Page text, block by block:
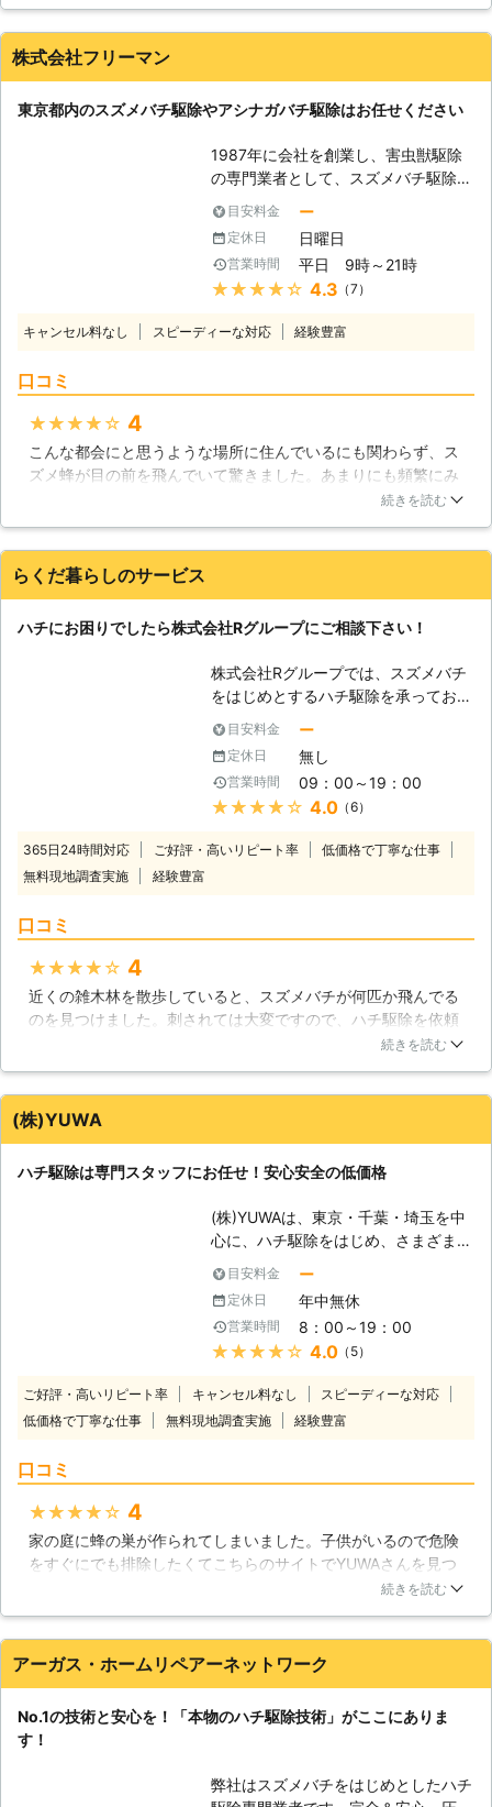
スでは、周囲への被害を最小限にし、
誰にとっても安心の施工をお約束いた
とも可能です。住宅の壁の中へ通じる
取り付ける事も可能ですので、色々と
ご相談を頂ければと思います。 ハチ
の駆除は、色々危険が伴うものです
が、私達日衛サービスは、安全、かつ
迅速にハチの巣を撤去することが出来
ますので、ハチでお困りの方は、ぜひ
とも私達へお任せください。皆様から
のご連絡、お待ちしています。
くなったので、私も安心です。本当によかったです。
東京都 国立市 2016年11月30日
株式会社フリーマン
東京都内のスズメバチ駆除やアシナガバチ駆除はお任せください
1987年に会社を創業し、害虫獣駆除
の専門業者として、スズメバチ駆除、
アシナガバチ駆除も実績を重ねてきま
した。当社では一般家庭のみならず、
病院や老人ホーム、学校法人等で発生
しているスズメバチ駆除やアシナガバ
チ駆除を行なってきており、たくさん
ます。 ハチにはいろいろな種類があ
起こす可能性などがあり、大変危険な
状況に及ぶ場合がありますので、決し
てご自分で対処しようとはなさらない
でください。ハチの巣が肥大化してし
まうまでにはあまり時間を必要としま
れることをオススメいたします。スズ
メバチ駆除やアシナガバチ駆除の際に
は、当社では専門の防護服を着用のう
え、周囲の安全に十分考慮しておりま
すので、安心してお任せいただければ
と思います。東京都内でのスズメバチ
駆除、アシナガバチの駆除をご希望さ
れる方がいらっしゃいましたら、お気
軽にご連絡いただければ幸いです。宜
目安料金 ー
定休日 日曜日
営業時間 平日 9時～21時
★★★★★ 4.3 （7）
キャンセル料なし スピーディーな対応 経験豊富
口コミ
★★★★★ 4
こんな都会にと思うような場所に住んでいるにも関わらず、ス
ズメ蜂が目の前を飛んでいて驚きました。あまりにも頻繁にみ
るのでどこかに巣があると思い連絡しました。来ていただいた
です。今後あるのは嫌ですが、またあったらお願いします。
東京都 渋谷区 2016年12月22日
続きを読む
らくだ暮らしのサービス
ハチにお困りでしたら株式会社Rグループにご相談下さい！
株式会社Rグループでは、スズメバチ
をはじめとするハチ駆除を承っており
ます。庭の木の枝や家の軒先に大きな
巣を作り、その周りを飛び回るスズメ
バチ。万が一刺されたら死に至る危険
性もあるので、巣を見つけ次第すぐに
駆除する必要があります。ご家庭で駆
ので、必ず株式会社Rグループの専門
場合死に至ることもあり得ます。毎年
20人前後の方がスズメバチに刺され
て亡くなっています。たかがハチだと
には大人しいハチと言われているアシ
に私達を刺すことがあります。毒の強
さはスズメバチ以上とも言われてお
り、刺された痛みも当然強いもの。小
さなお子様はもちろんですが、昔ハチ
に刺されたことがある大人の方もハチ
が脅威になります。放置せず、危険を
感じたら当社までご相談ください。
目安料金 ー
定休日 無し
営業時間 09：00～19：00
★★★★★ 4.0（6）
365日24時間対応 ご好評・高いリピート率
低価格で丁寧な仕事
無料現地調査実施
経験豊富
口コミ
★★★★★ 4
近くの雑木林を散歩していると、スズメバチが何匹か飛んでる
のを見つけました。刺されては大変ですので、ハチ駆除を依頼
することにしました。お願いすると約束の日に来てくれて、防
で、依頼して良かったです。
埼玉県 蕨市 2016年11月30日
続きを読む
(株)YUWA
ハチ駆除は専門スタッフにお任せ！安心安全の低価格
(株)YUWAは、東京・千葉・埼玉を中
心に、ハチ駆除をはじめ、さまざまな
害虫・害獣駆除サービスをご提供して
おります。経験豊富な自社の熟練スタ
ッフが、スピーディーかつ丁寧な作業
をさせていただきます。 出会うお客
様すべてに「ありがとう」と言って頂
りますので、ハチ駆除はぜひ当社にお
任せください。 【安心のリーズナブ
ントです。 また、よく話題にものぼ
る、作業後の追加金のご請求は一切ご
ざいません！お見積もり金額以上のご
うけたまわっております。 【ご希望
にそって柔軟対応】 ハチ駆除や害
に、柔軟にご対応させていただきま
ご希望にも精一杯努力させていただき
目安料金 ー
定休日 年中無休
営業時間 8：00～19：00
★★★★★ 4.0（5）
ご好評・高いリピート率 キャンセル料なし
スピーディーな対応
低価格で丁寧な仕事
無料現地調査実施 経験豊富
口コミ
★★★★★ 4
家の庭に蜂の巣が作られてしまいました。子供がいるので危険
をすぐにでも排除したくてこちらのサイトでYUWAさんを見つ
けお願いする事にしました。一日でも早く取ってもらいたかっ
巣を取ってもらえたので安心しました。
埼玉県 草加市 2016年11月30日
続きを読む
アーガス・ホームリペアーネットワーク
No.1の技術と安心を！「本物のハチ駆除技術」がここにありま
す！
弊社はスズメバチをはじめとしたハチ